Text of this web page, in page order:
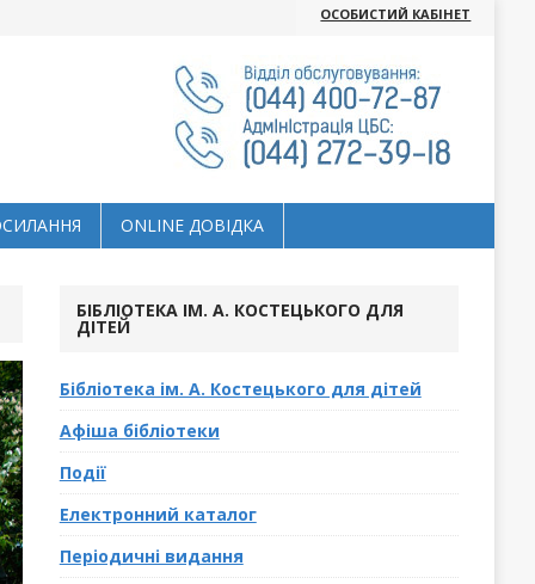
ОСОБИСТИЙ КАБІНЕТ
ОNLINE ДОВІДКА
БІБЛІОТЕКА ІМ. А. КОСТЕЦЬКОГО ДЛЯ
ДІТЕЙ
Бібліотека ім. А. Костецького для дітей
Афіша бібліотеки
Події
Електронний каталог
Періодичні видання